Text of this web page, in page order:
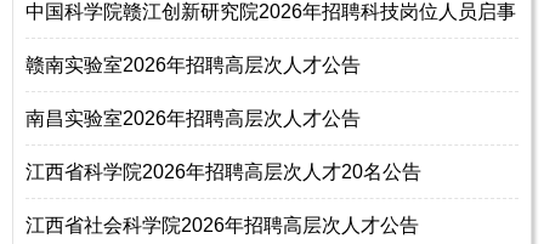
中国科学院赣江创新研究院2026年招聘科技岗位人员启事
赣南实验室2026年招聘高层次人才公告
南昌实验室2026年招聘高层次人才公告
江西省科学院2026年招聘高层次人才20名公告
江西省社会科学院2026年招聘高层次人才公告